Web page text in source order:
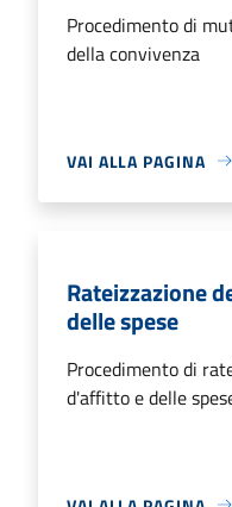
Procedimento di
della convivenza
VAI ALLA PAGINA
Rateizzazione
delle spese
Procedimento di
d'affitto e delle